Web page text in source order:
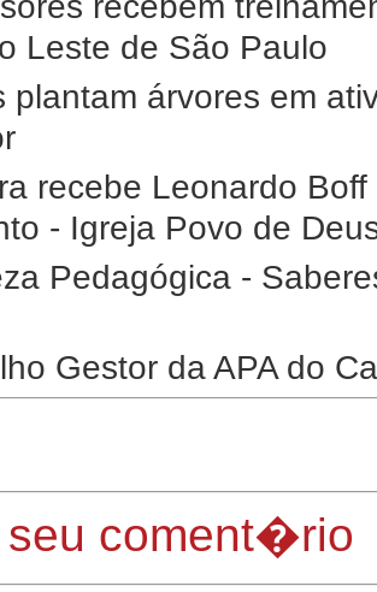
Leste de São Paulo
plantam árvores em
recebe Leonardo
- Igreja Povo de
Pedagógica -
Gestor da APA do
seu coment�rio